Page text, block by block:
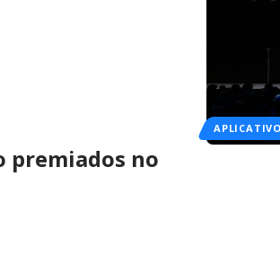
premiados no